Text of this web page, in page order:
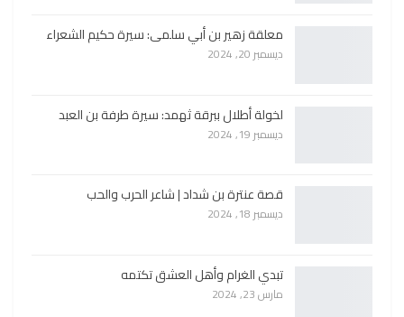
معلقة زهير بن أبي سلمى: سيرة حكيم الشعراء
ديسمبر 20, 2024
لخولة أطلال ببرقة ثهمد: سيرة طرفة بن العبد
ديسمبر 19, 2024
قصة عنترة بن شداد | شاعر الحرب والحب
ديسمبر 18, 2024
تبدي الغرام وأهل العشق تكتمه
مارس 23, 2024